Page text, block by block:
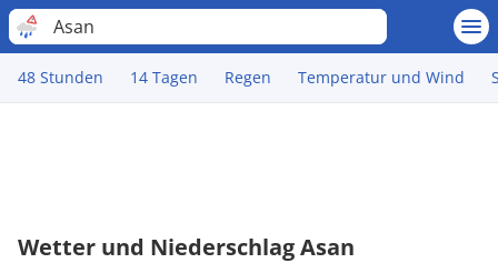
Asan
48 Stunden 14 Tagen Regen Temperatur und Wind
Wetter und Niederschlag Asan